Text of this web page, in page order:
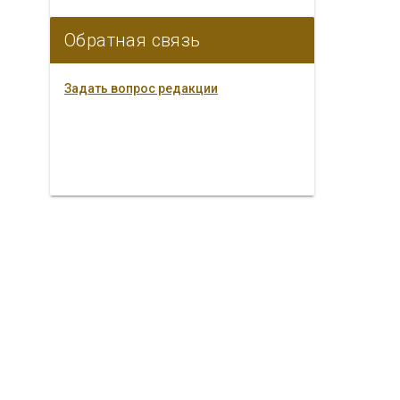
Обратная связь
Задать вопрос редакции